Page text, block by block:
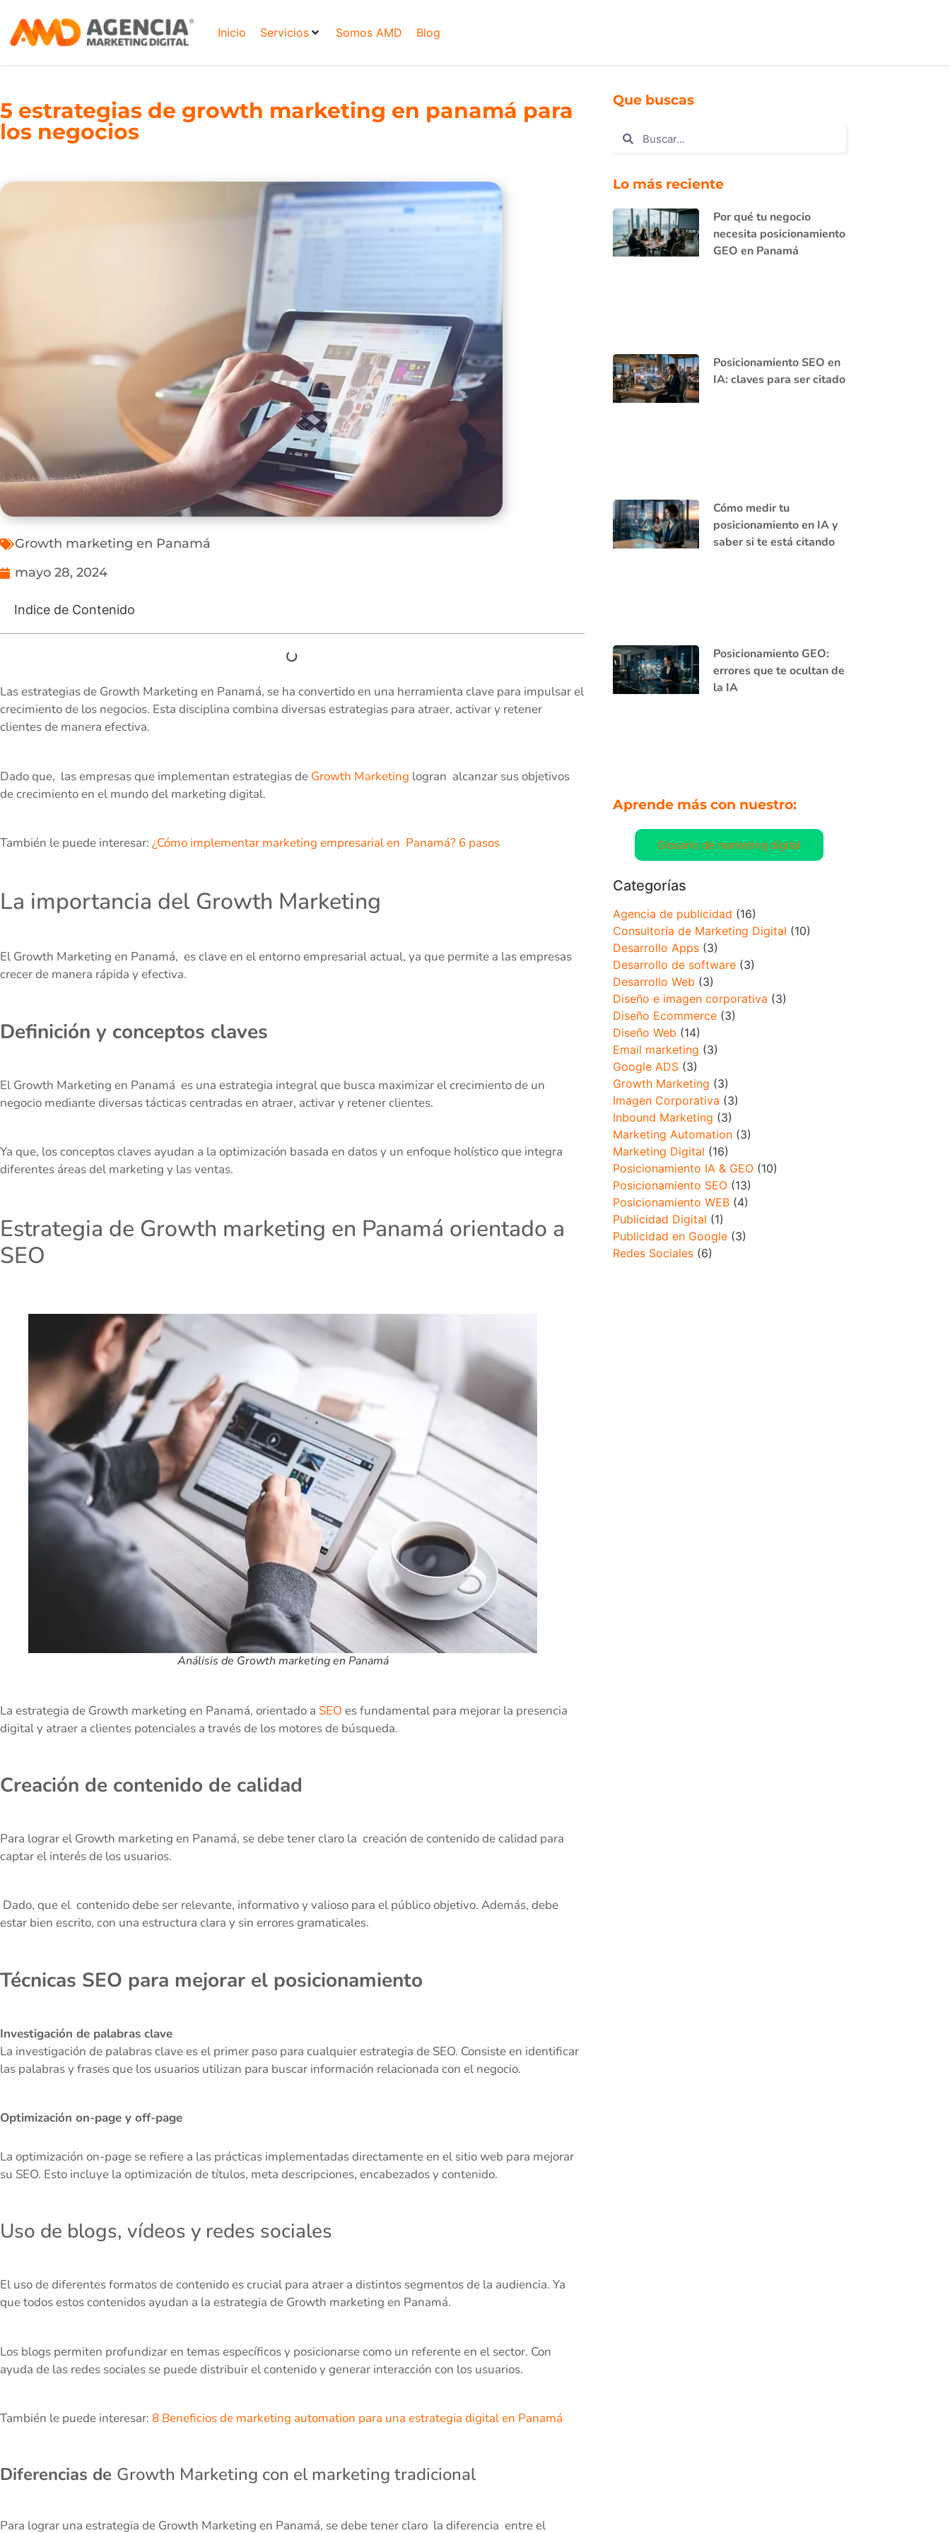
Inicio Servicios Somos AMD Blog
5 estrategias de growth marketing en panamá para
los negocios
Growth marketing en Panamá
mayo 28, 2024
Indice de Contenido
Las estrategias de Growth Marketing en Panamá, se ha convertido en una herramienta clave para impulsar el
crecimiento de los negocios. Esta disciplina combina diversas estrategias para atraer, activar y retener
clientes de manera efectiva.
Dado que, las empresas que implementan estrategias de Growth Marketing logran alcanzar sus objetivos
de crecimiento en el mundo del marketing digital.
También le puede interesar: ¿Cómo implementar marketing empresarial en Panamá? 6 pasos
La importancia del Growth Marketing
El Growth Marketing en Panamá, es clave en el entorno empresarial actual, ya que permite a las empresas
crecer de manera rápida y efectiva.
Definición y conceptos claves
El Growth Marketing en Panamá es una estrategia integral que busca maximizar el crecimiento de un
negocio mediante diversas tácticas centradas en atraer, activar y retener clientes.
Ya que, los conceptos claves ayudan a la optimización basada en datos y un enfoque holístico que integra
diferentes áreas del marketing y las ventas.
Estrategia de Growth marketing en Panamá orientado a
SEO
Análisis de Growth marketing en Panamá
La estrategia de Growth marketing en Panamá, orientado a SEO es fundamental para mejorar la presencia
digital y atraer a clientes potenciales a través de los motores de búsqueda.
Creación de contenido de calidad
Para lograr el Growth marketing en Panamá, se debe tener claro la creación de contenido de calidad para
captar el interés de los usuarios.
Dado, que el contenido debe ser relevante, informativo y valioso para el público objetivo. Además, debe
estar bien escrito, con una estructura clara y sin errores gramaticales.
Técnicas SEO para mejorar el posicionamiento
Investigación de palabras clave
La investigación de palabras clave es el primer paso para cualquier estrategia de SEO. Consiste en identificar
las palabras y frases que los usuarios utilizan para buscar información relacionada con el negocio.
Optimización on-page y off-page
La optimización on-page se refiere a las prácticas implementadas directamente en el sitio web para mejorar
su SEO. Esto incluye la optimización de títulos, meta descripciones, encabezados y contenido.
Uso de blogs, vídeos y redes sociales
El uso de diferentes formatos de contenido es crucial para atraer a distintos segmentos de la audiencia. Ya
que todos estos contenidos ayudan a la estrategia de Growth marketing en Panamá.
Los blogs permiten profundizar en temas específicos y posicionarse como un referente en el sector. Con
ayuda de las redes sociales se puede distribuir el contenido y generar interacción con los usuarios.
También le puede interesar: 8 Beneficios de marketing automation para una estrategia digital en Panamá
Diferencias de Growth Marketing con el marketing tradicional
Para lograr una estrategia de Growth Marketing en Panamá, se debe tener claro la diferencia entre el
Que buscas
Lo más reciente
Por qué tu negocio
necesita posicionamiento
GEO en Panamá
Posicionamiento SEO en
IA: claves para ser citado
Cómo medir tu
posicionamiento en IA y
saber si te está citando
Posicionamiento GEO:
errores que te ocultan de
la IA
Aprende más con nuestro:
Glosario de marketing digital
Categorías
Agencia de publicidad (16)
Consultoría de Marketing Digital (10)
Desarrollo Apps(3)
Desarrollo de software(3)
Desarrollo Web (3)
Diseño e imagen corporativa (3)
Diseño Ecommerce(3)
Diseño Web (14)
Email marketing (3)
Google ADS(3)
Growth Marketing (3)
Imagen Corporativa (3)
Inbound Marketing (3)
Marketing Automation(3)
Marketing Digital (16)
Posicionamiento IA & GEO(10)
Posicionamiento SEO(13)
Posicionamiento WEB(4)
Publicidad Digital (1)
Publicidad en Google(3)
Redes Sociales(6)